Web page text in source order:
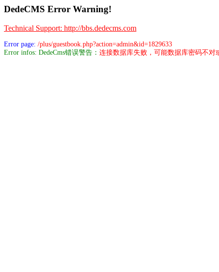
DedeCMS Error Warning!
Technical Support: http://bbs.dedecms.com
Error page: /plus/guestbook.php?action=admin&id=1829633
Error infos: DedeCms错误警告： 连接数据库失败，可能数据库密码不对